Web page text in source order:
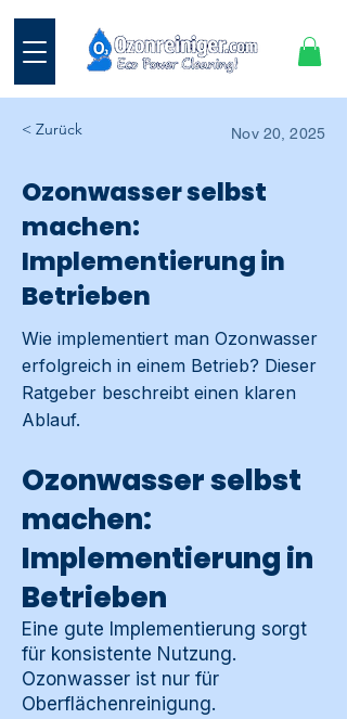
< Zurück Nov 20, 2025
Ozonwasser selbst
machen:
Implementierung in
Betrieben
Wie implementiert man Ozonwasser
erfolgreich in einem Betrieb? Dieser
Ratgeber beschreibt einen klaren
Ablauf.
Ozonwasser selbst
machen:
Implementierung in
Betrieben
Eine gute Implementierung sorgt
für konsistente Nutzung.
Ozonwasser ist nur für
Oberflächenreinigung.